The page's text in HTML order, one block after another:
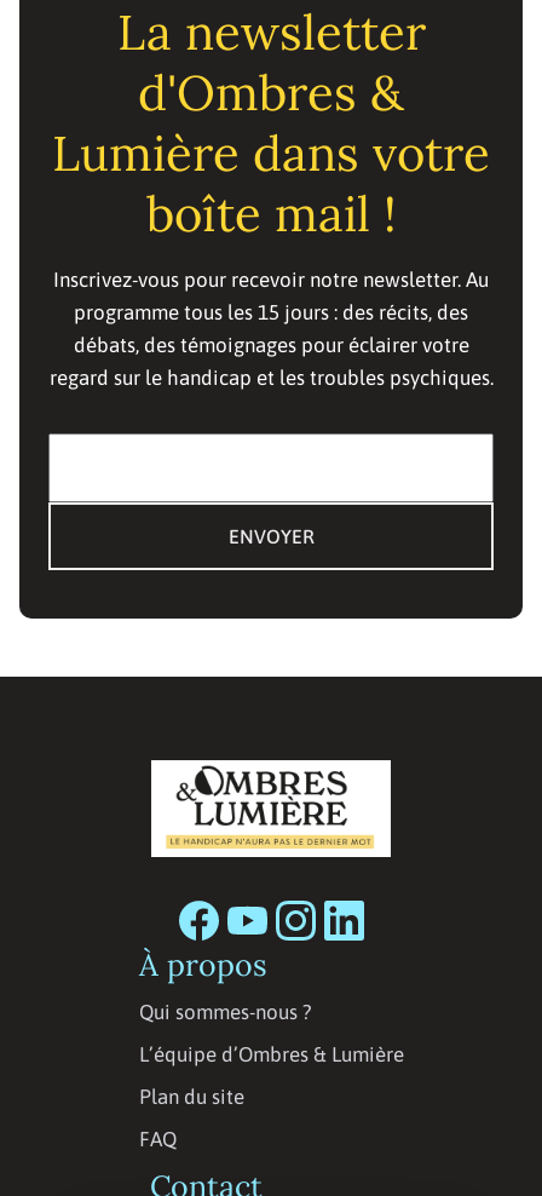
La newsletter
d'Ombres &
Lumière dans votre
boîte mail !
Inscrivez-vous pour recevoir notre newsletter. Au
programme tous les 15 jours : des récits, des
débats, des témoignages pour éclairer votre
regard sur le handicap et les troubles psychiques.
À propos
Qui sommes-nous ?
L’équipe d’Ombres & Lumière
Plan du site
FAQ
Contact